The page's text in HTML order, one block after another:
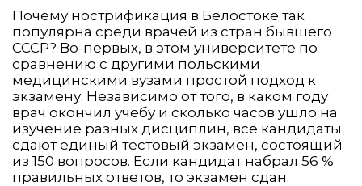
Почему нострификация в Белостоке так
популярна среди врачей из стран бывшего
СССР? Во-первых, в этом университете по
сравнению с другими польскими
медицинскими вузами простой подход к
экзамену. Независимо от того, в каком году
врач окончил учебу и сколько часов ушло на
изучение разных дисциплин, все кандидаты
сдают единый тестовый экзамен, состоящий
из 150 вопросов. Если кандидат набрал 56 %
правильных ответов, то экзамен сдан.